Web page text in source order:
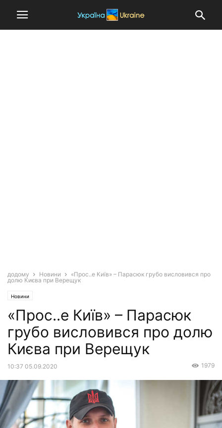
додому Новини
«Прос..е Київ» – Парасюк грубо висловився про
долю Києва при Верещук
Новини
«Прос..е Київ» – Парасюк
грубо висловився про долю
Києва при Верещук
10:37 05.09.2020 1979